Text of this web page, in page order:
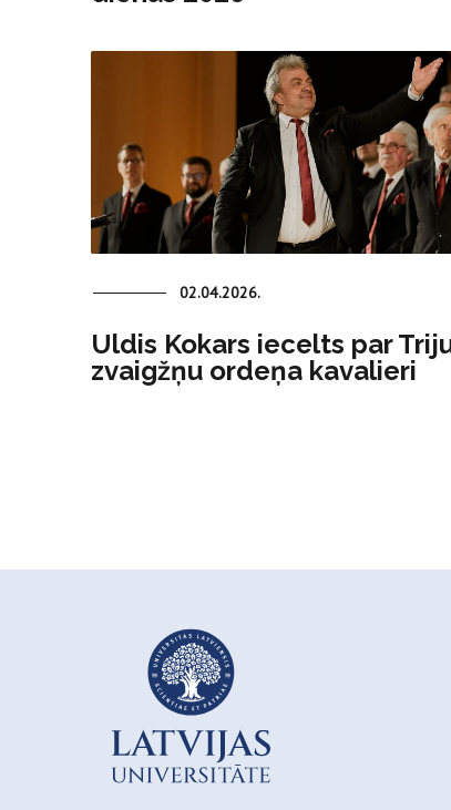
02.04.2026.
Uldis Kokars iecelts par
zvaigžņu ordeņa kavalieri